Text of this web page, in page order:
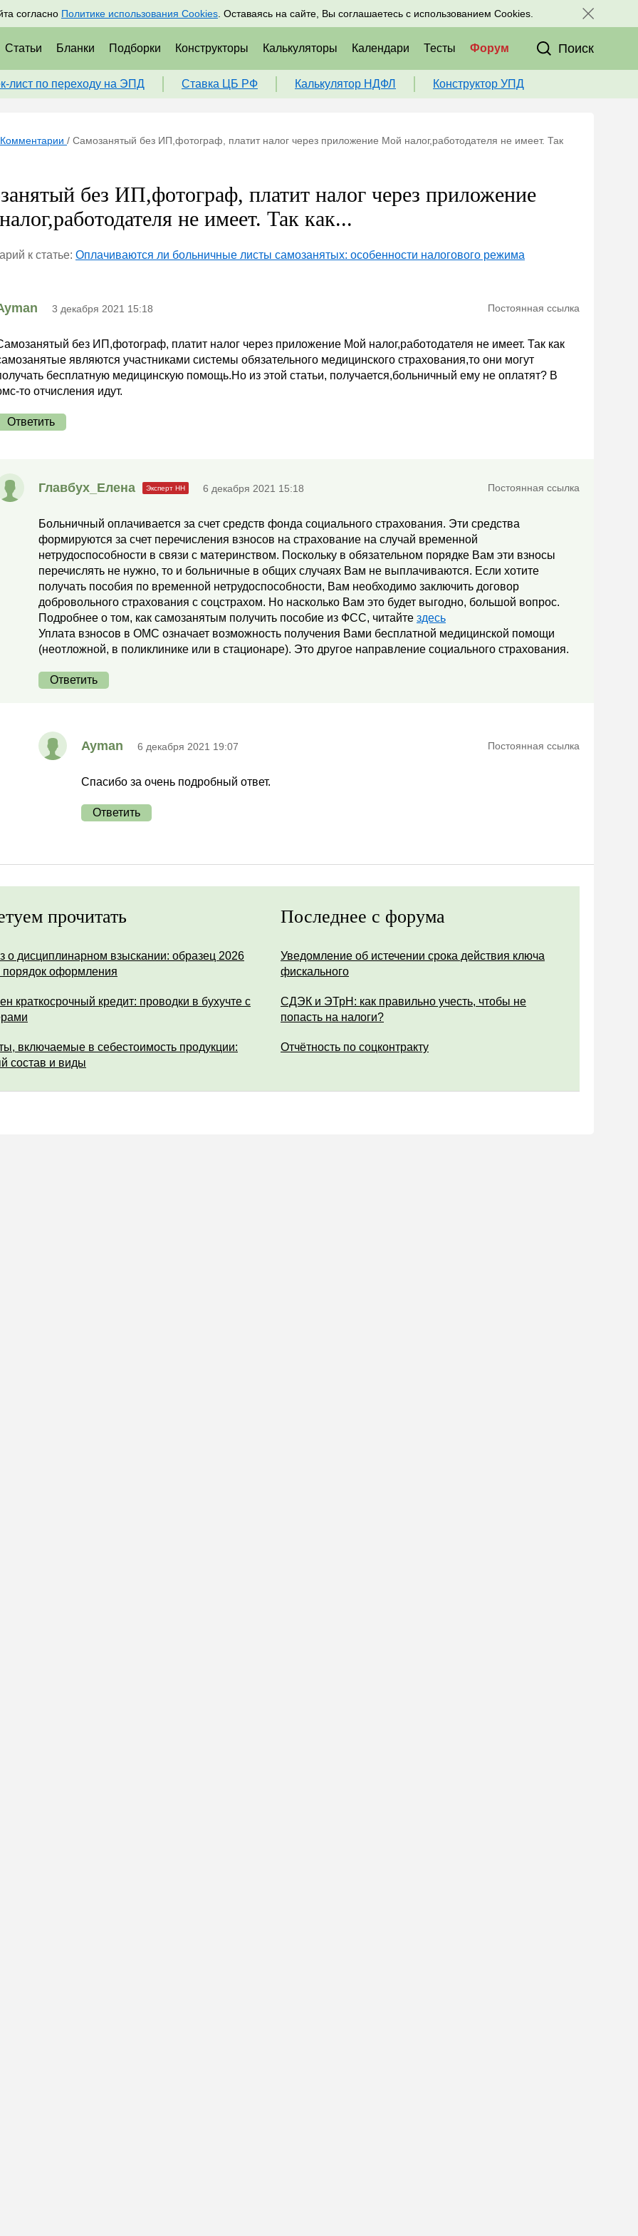
согласно Политике использования Cookies . Оставаясь на сайте, Вы соглашаетесь с использованием Cookies.
Подписаться Присоединяйтесь к нам в соц. сетях:
Статьи Бланки Подборки Конструкторы Калькуляторы Календари Тесты Форум Поиск
лист по переходу на ЭПД Ставка ЦБ РФ Калькулятор НДФЛ Конструктор УПД
Комментарии / Самозанятый без ИП,фотограф, платит налог через приложение Мой налог,работодателя не имеет. Так
без ИП,фотограф, платит налог через приложение
не имеет. Так как...
к статье: Оплачиваются ли больничные листы самозанятых: особенности налогового режима
3 декабря 2021 15:18 Постоянная ссылка
без ИП,фотограф, платит налог через приложение Мой налог,работодателя не имеет. Так как
являются участниками системы обязательного медицинского страхования,то они могут
бесплатную медицинскую помощь.Но из этой статьи, получается,больничный ему не оплатят? В
то отчисления идут.
Ответить
Главбух_Елена 6 декабря 2021 15:18 Постоянная ссылка
Больничный оплачивается за счет средств фонда социального страхования. Эти средства
формируются за счет перечисления взносов на страхование на случай временной
нетрудоспособности в связи с материнством. Поскольку в обязательном порядке Вам эти взносы
перечислять не нужно, то и больничные в общих случаях Вам не выплачиваются. Если хотите
получать пособия по временной нетрудоспособности, Вам необходимо заключить договор
добровольного страхования с соцстрахом. Но насколько Вам это будет выгодно, большой вопрос.
Подробнее о том, как самозанятым получить пособие из ФСС, читайте здесь
Уплата взносов в ОМС означает возможность получения Вами бесплатной медицинской помощи
(неотложной, в поликлинике или в стационаре). Это другое направление социального страхования.
Ответить
Ayman 6 декабря 2021 19:07 Постоянная ссылка
Спасибо за очень подробный ответ.
Ответить
прочитать
о дисциплинарном взыскании: образец 2026
порядок оформления
краткосрочный кредит: проводки в бухучте с
включаемые в себестоимость продукции:
состав и виды
Последнее с форума
Уведомление об истечении срока действия ключа
фискального
СДЭК и ЭТрН: как правильно учесть, чтобы не
попасть на налоги?
Отчётность по соцконтракту